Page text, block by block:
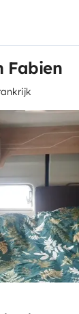
Fabien